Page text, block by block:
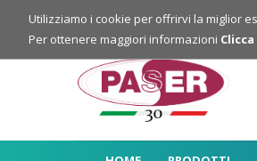
Login Registrazione
Utilizziamo i cookie per offrirvi la miglior
Per ottenere maggiori informazioni